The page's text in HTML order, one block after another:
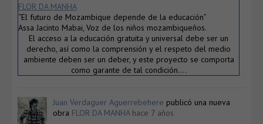
FLOR DA MANHA
“El futuro de Mozambique depende de la educación”
Assa Jacinto Mabai, Voz de los niños mozambiqueños.
El acceso a la educación gratuita y universal debe ser un
derecho, así como la comprensión y el respeto del medio
ambiente deben ser un deber, y este proyecto se comporta
como garante de tal condición….
Juan Verdaguer Aguerrebehere publicó una nueva
obra FLOR DA MANHA hace 7 años